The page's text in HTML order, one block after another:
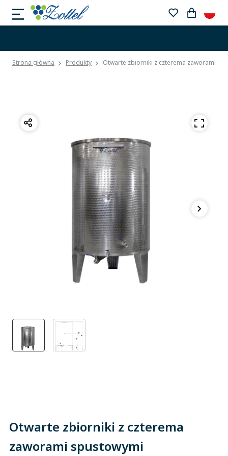
Strona główna Produkty Otwarte zbiorniki z czterema zaworami
Otwarte zbiorniki z czterema
zaworami spustowymi